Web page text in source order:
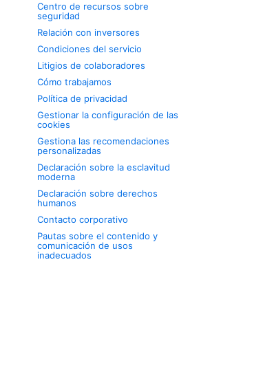
Centro de recursos sobre
seguridad
Relación con inversores
Condiciones del servicio
Litigios de colaboradores
Cómo trabajamos
Política de privacidad
Gestionar la configuración de las
cookies
Gestiona las recomendaciones
personalizadas
Declaración sobre la esclavitud
moderna
Declaración sobre derechos
humanos
Contacto corporativo
Pautas sobre el contenido y
comunicación de usos
inadecuados